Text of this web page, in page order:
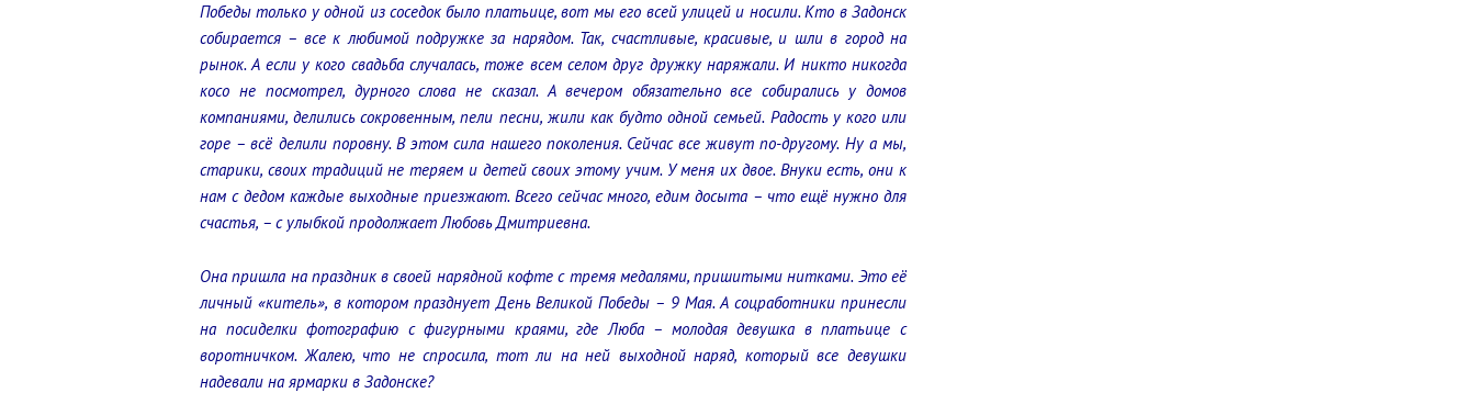
Победы только у одной из соседок было платьице, вот мы его всей улицей и носили. Кто в Задонск
собирается – все к любимой подружке за нарядом. Так, счастливые, красивые, и шли в город на
рынок. А если у кого свадьба случалась, тоже всем селом друг дружку наряжали. И никто никогда
косо не посмотрел, дурного слова не сказал. А вечером обязательно все собирались у домов
компаниями, делились сокровенным, пели песни, жили как будто одной семьей. Радость у кого или
горе – всё делили поровну. В этом сила нашего поколения. Сейчас все живут по-другому. Ну а мы,
старики, своих традиций не теряем и детей своих этому учим. У меня их двое. Внуки есть, они к
нам с дедом каждые выходные приезжают. Всего сейчас много, едим досыта – что ещё нужно для
счастья, – с улыбкой продолжает Любовь Дмитриевна.
Она пришла на праздник в своей нарядной кофте с тремя медалями, пришитыми нитками. Это её
личный «китель», в котором празднует День Великой Победы – 9 Мая. А соцработники принесли
на посиделки фотографию с фигурными краями, где Люба – молодая девушка в платьице с
воротничком. Жалею, что не спросила, тот ли на ней выходной наряд, который все девушки
надевали на ярмарки в Задонске?